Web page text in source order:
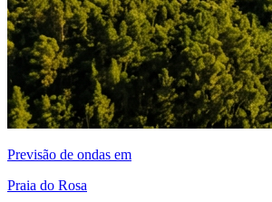
Previsão de ondas em
Praia do Rosa